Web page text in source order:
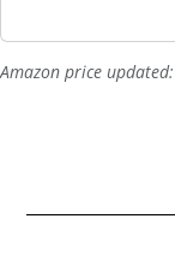
Amazon price updated: